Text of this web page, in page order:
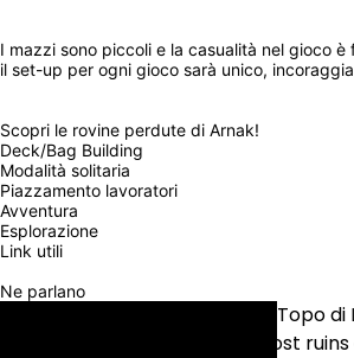
I mazzi sono piccoli e la casualità nel gioco
il set-up per ogni gioco sarà unico,
Scopri le rovine perdute di Arnak!
Deck/Bag Building
Modalità solitaria
Piazzamento lavoratori
Avventura
Esplorazione
Link utili
Ne parlano
Il Topo
Lost